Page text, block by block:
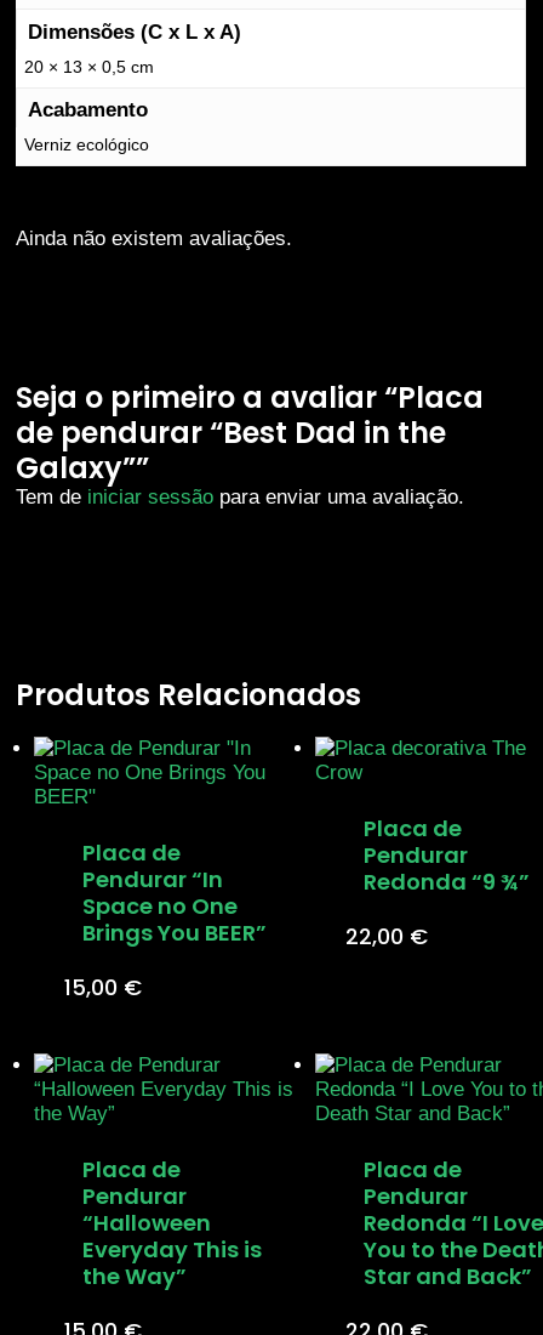
Dimensões (C x L x A)
20 × 13 × 0,5 cm
Acabamento
Verniz ecológico
Ainda não existem avaliações.
Seja o primeiro a avaliar “Placa
de pendurar “Best Dad in the
Galaxy””
Tem de iniciar sessão para enviar uma avaliação.
Produtos Relacionados
Placa de
Pendurar “In
Space no One
Brings You BEER”
15,00 €
Placa de
Pendurar
Redonda “9 ¾”
22,00 €
Placa de
Pendurar
“Halloween
Everyday This is
the Way”
Placa de
Pendurar
Redonda “I Love
You to the
Star and Back”
aumentar a
veres conteúdos
e ofertas